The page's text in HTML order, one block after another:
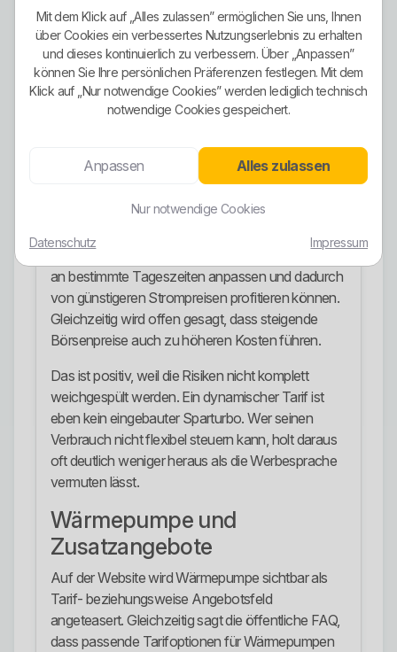
Das ist wichtig, weil es zeigt: Nicht jeder Tarif ist
automatisch identisch aufgebaut. Wer Aras
pauschal als komplett grünen Anbieter einordnet,
arbeitet unsauber. Die grüne Option ist vorhanden,
aber man muss den konkreten Tarif sauber
Dynamischer Tarif
Discount-Anbietern ist die sichtbare Vermarktung
dynamischer Tarife. Auf der Tarifseite beschreibt
Aras ausdrücklich, dass Kunden ihren Verbrauch
an bestimmte Tageszeiten anpassen und dadurch
von günstigeren Strompreisen profitieren können.
Gleichzeitig wird offen gesagt, dass steigende
Börsenpreise auch zu höheren Kosten führen.
Das ist positiv, weil die Risiken nicht komplett
weichgespült werden. Ein dynamischer Tarif ist
eben kein eingebauter Sparturbo. Wer seinen
Verbrauch nicht flexibel steuern kann, holt daraus
oft deutlich weniger heraus als die Werbesprache
vermuten lässt.
Wärmepumpe und
Zusatzangebote
Auf der Website wird Wärmepumpe sichtbar als
Tarif- beziehungsweise Angebotsfeld
angeteasert. Gleichzeitig sagt die öffentliche FAQ,
dass passende Tarifoptionen für Wärmepumpen
Mit dem Klick auf „Alles zulassen” ermöglichen Sie uns, Ihnen
über Cookies ein verbessertes Nutzungserlebnis zu erhalten
und dieses kontinuierlich zu verbessern. Über „Anpassen”
können Sie Ihre persönlichen Präferenzen festlegen. Mit dem
Klick auf „Nur notwendige Cookies” werden lediglich technisch
notwendige Cookies gespeichert.
Anpassen Alles zulassen
Nur notwendige Cookies
Datenschutz Impressum